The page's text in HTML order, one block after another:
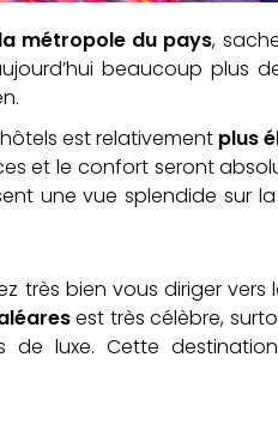
la métropole du pays,
beaucoup plus
est relativement plus
et le confort seront
une vue splendide sur
très bien vous diriger vers
est très célèbre,
luxe. Cette